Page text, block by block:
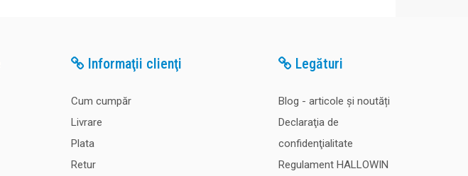
Informaţii clienţi
Cum cumpăr
Livrare
Plata
Retur
Legături
Blog - articole și noutăți
Declaraţia de
confidenţialitate
Regulament HALLOWIN